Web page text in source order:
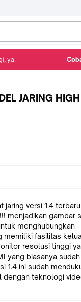
JARING HIGH
fasilitas
resolusi tinggi
yang biasanya sudah
1.4 ini sudah
dengan teknologi
ya!